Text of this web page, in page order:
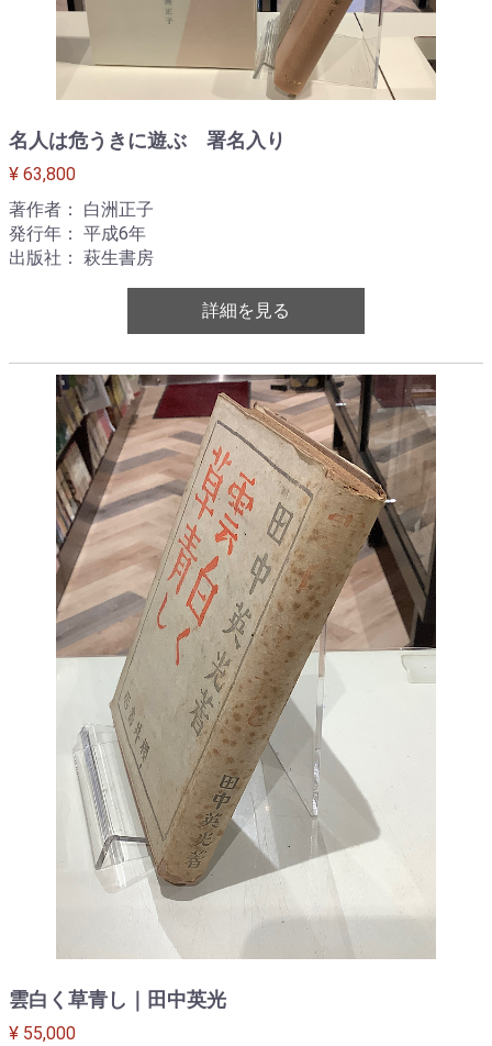
名人は危うきに遊ぶ 署名入り
¥ 63,800
著作者： 白洲正子
発行年： 平成6年
出版社： 萩生書房
詳細を見る
雲白く草青し｜田中英光
¥ 55,000